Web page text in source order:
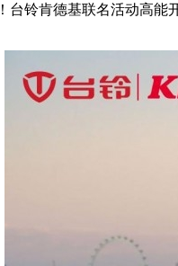
台铃肯德基联名活动高